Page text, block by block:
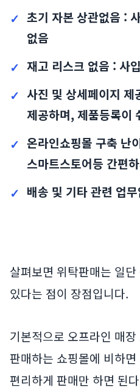
초기 자본 상관없음 :
없음
재고 리스크 없음 : 사
사진 및 상세페이지 제
제공하며, 제품등록이
온라인쇼핑몰 구축 난
스마트스토어등 간편
배송 및 기타 관련 업
살펴보면 위탁판매는 일
있다는 점이 장점입니다.
기본적으로 오프라인 매
판매하는 쇼핑몰에 비하
편리하게 판매만 하면 된